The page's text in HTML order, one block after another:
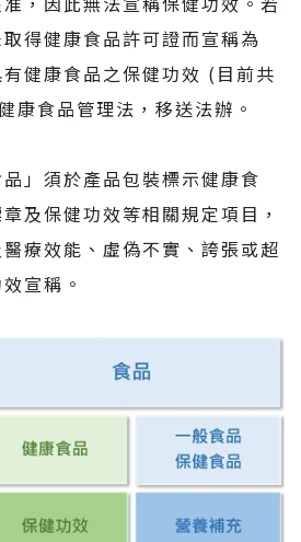
得健康食品許可證而宣稱為
有健康食品之保健功效 (目前共
康食品管理法，移送法辦。
」須於產品包裝標示健康食
及保健功效等相關規定項目，
療效能、虛偽不實、誇張或超
宣稱。